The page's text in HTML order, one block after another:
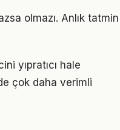
olmazı. Anlık tatmin
yıpratıcı hale
çok daha verimli